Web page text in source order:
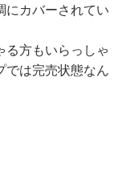
にカバーされてい
る方もいらっしゃ
では完売状態なん